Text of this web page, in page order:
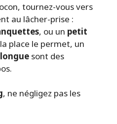
tournez-vous vers
au lâcher-prise :
, ou un petit
la place le permet, un
sont des
, ne négligez pas les